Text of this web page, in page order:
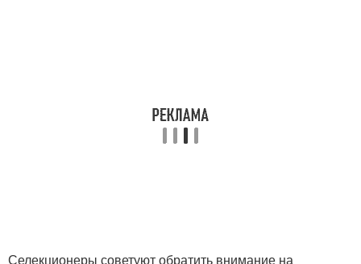
Селекционеры советуют обратить внимание на